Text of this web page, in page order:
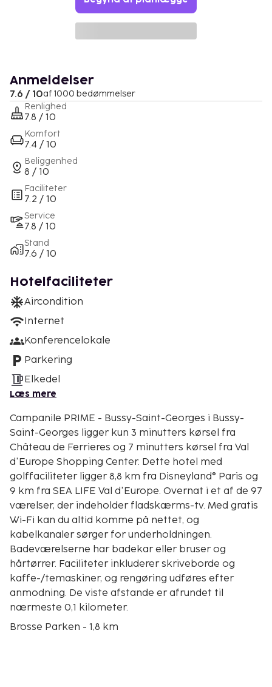
Anmeldelser
7.6 / 10af 1000 bedømmelser
Renlighed
7.8 / 10
Komfort
7.4 / 10
Beliggenhed
8 / 10
Faciliteter
7.2 / 10
Service
7.8 / 10
Stand
7.6 / 10
Hotelfaciliteter
Aircondition
Internet
Konferencelokale
Parkering
Elkedel
Læs mere
Campanile PRIME - Bussy-Saint-Georges i Bussy-
Saint-Georges ligger kun 3 minutters kørsel fra
Château de Ferrieres og 7 minutters kørsel fra Val
d'Europe Shopping Center. Dette hotel med
golffaciliteter ligger 8,8 km fra Disneyland® Paris og
9 km fra SEA LIFE Val d'Europe. Overnat i et af de 97
værelser, der indeholder fladskærms-tv. Med gratis
Wi-Fi kan du altid komme på nettet, og
kabelkanaler sørger for underholdningen.
Badeværelserne har badekar eller bruser og
hårtørrer. Faciliteter inkluderer skriveborde og
kaffe-/temaskiner, og rengøring udføres efter
anmodning. De viste afstande er afrundet til
nærmeste 0,1 kilometer.
Brosse Parken - 1,8 km